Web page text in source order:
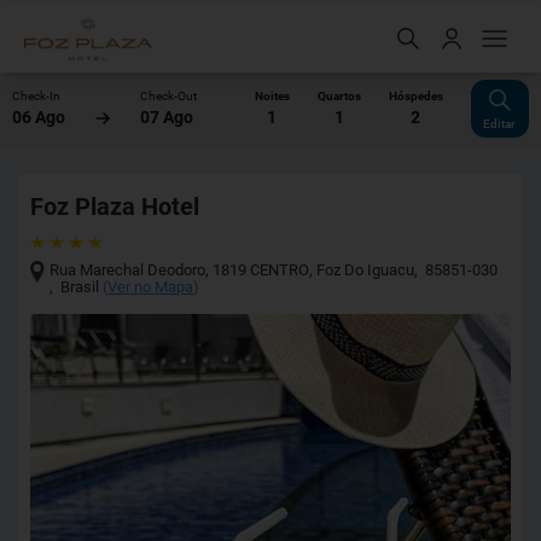
Check-In
06 Ago
Check-Out
07 Ago
Noites
1
Quartos
1
Hóspedes
2 Editar
Foz Plaza Hotel
Rua Marechal Deodoro, 1819 CENTRO, Foz Do Iguacu, 85851-030
, Brasil (Ver no Mapa)